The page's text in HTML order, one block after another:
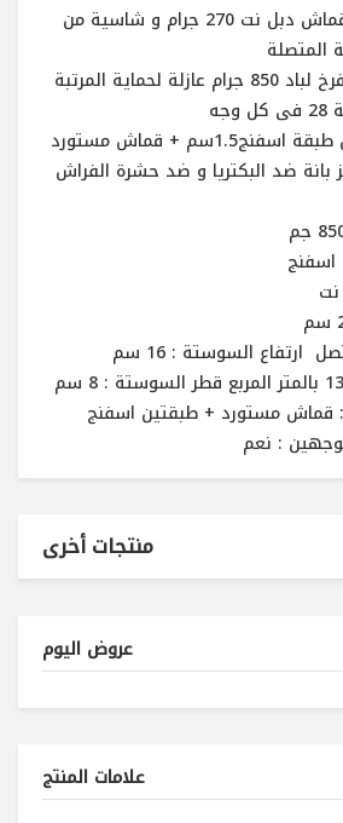
قماش دبل نت 270 جرام و شاسية من
المتصلة
المرتبة
الوجهين عبارة عن طبقة اسفنج1.5سم + قماش مستورد
بانة ضد البكتريا و ضد حشرة الفراش
السوستة : 16 سم
قماش مستورد + طبقتين اسفنج
: نعم
منتجات أخرى
عروض اليوم
علامات المنتج